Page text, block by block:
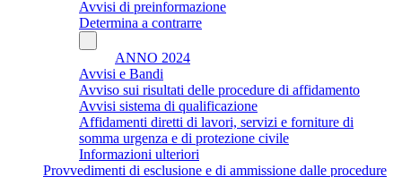
Avvisi di preinformazione
Determina a contrarre
ANNO 2024
Avvisi e Bandi
Avviso sui risultati delle procedure di affidamento
Avvisi sistema di qualificazione
Affidamenti diretti di lavori, servizi e forniture di
somma urgenza e di protezione civile
Informazioni ulteriori
Provvedimenti di esclusione e di ammissione dalle procedure